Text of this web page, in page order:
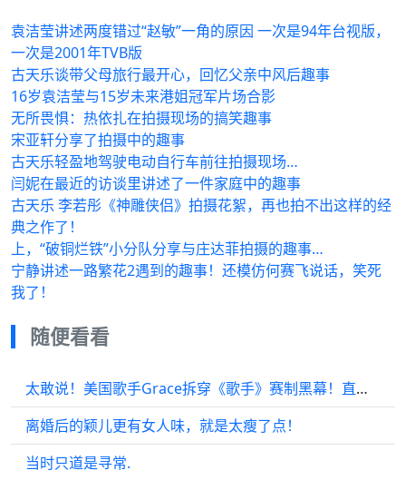
袁洁莹讲述两度错过“赵敏”一角的原因 一次是94年台视版，
一次是2001年TVB版
古天乐谈带父母旅行最开心，回忆父亲中风后趣事
16岁袁洁莹与15岁未来港姐冠军片场合影
无所畏惧：热依扎在拍摄现场的搞笑趣事
宋亚轩分享了拍摄中的趣事
古天乐轻盈地驾驶电动自行车前往拍摄现场…
闫妮在最近的访谈里讲述了一件家庭中的趣事
古天乐 李若彤《神雕侠侣》拍摄花絮，再也拍不出这样的经
典之作了！
上，“破铜烂铁”小分队分享与庄达菲拍摄的趣事…
宁静讲述一路繁花2遇到的趣事！还模仿何赛飞说话，笑死
我了！
随便看看
太敢说！美国歌手Grace拆穿《歌手》赛制黑幕！直言 ：比赛不唱歌改比流量
离婚后的颖儿更有女人味，就是太瘦了点！
当时只道是寻常.